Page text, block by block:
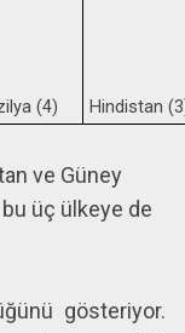
(4) Hindistan
ve Güney
bu üç ülkeye de
gösteriyor.